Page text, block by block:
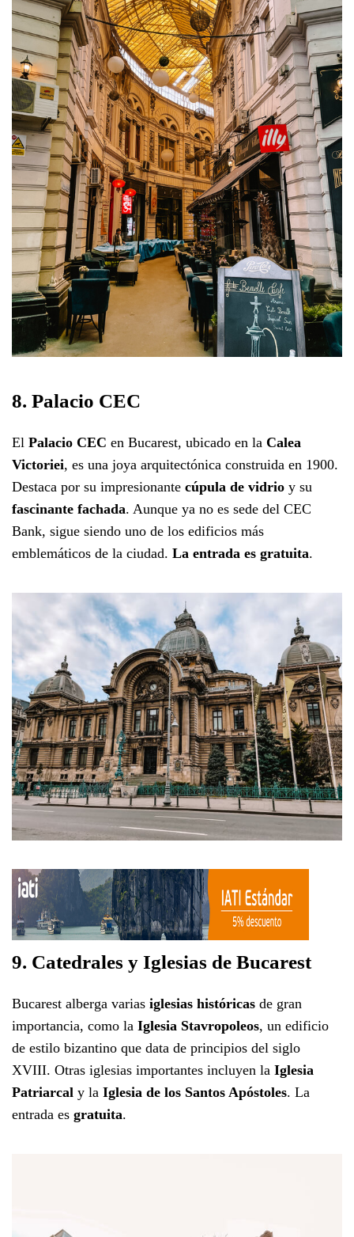
8. Palacio CEC
El Palacio CEC en Bucarest, ubicado en la Calea
Victoriei, es una joya arquitectónica construida en 1900.
Destaca por su impresionante cúpula de vidrio y su
fascinante fachada. Aunque ya no es sede del CEC
Bank, sigue siendo uno de los edificios más
emblemáticos de la ciudad. La entrada es gratuita.
9. Catedrales y Iglesias de Bucarest
Bucarest alberga varias iglesias históricas de gran
importancia, como la Iglesia Stavropoleos, un edificio
de estilo bizantino que data de principios del siglo
XVIII. Otras iglesias importantes incluyen la Iglesia
Patriarcal y la Iglesia de los Santos Apóstoles. La
entrada es gratuita.